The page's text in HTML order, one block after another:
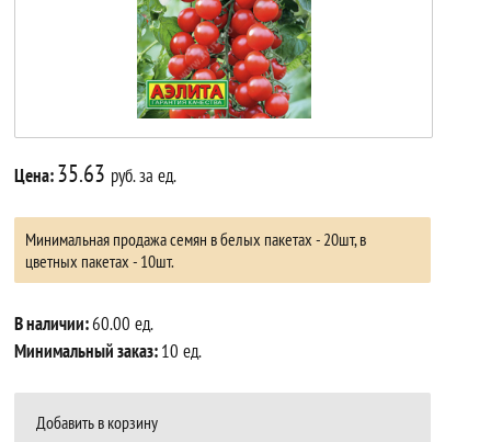
Цена:35.63 руб. за ед.
Минимальная продажа семян в белых пакетах - 20шт, в
цветных пакетах - 10шт.
В наличии:60.00 ед.
Минимальный заказ:10 ед.
Добавить в корзину